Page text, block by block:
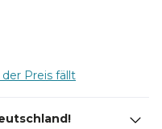
Preis fällt